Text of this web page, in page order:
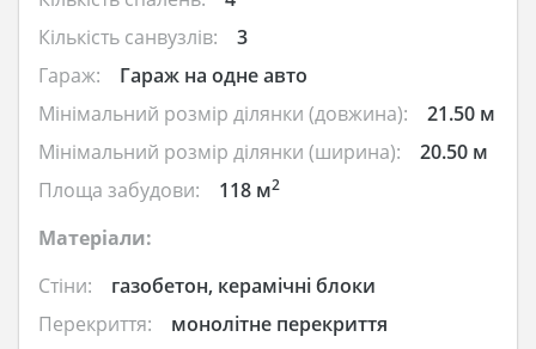
Кількість санвузлів:
3
Гараж:
Гараж на одне авто
Мінімальний розмір ділянки (довжина):
21.50 м
Мінімальний розмір ділянки (ширина):
20.50 м
Площа забудови:
118 м2
Матеріали:
Стіни:
газобетон, керамічні блоки
Перекриття:
монолітне перекриття